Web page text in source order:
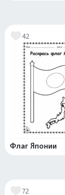
42
Флаг Японии
72